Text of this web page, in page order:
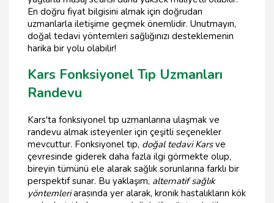
En doğru fiyat bilgisini almak için doğrudan
uzmanlarla iletişime geçmek önemlidir. Unutmayın,
doğal tedavi yöntemleri sağlığınızı desteklemenin
harika bir yolu olabilir!
Kars Fonksiyonel Tıp Uzmanları
Randevu
Kars'ta fonksiyonel tıp uzmanlarına ulaşmak ve
randevu almak isteyenler için çeşitli seçenekler
mevcuttur. Fonksiyonel tıp, doğal tedavi Karsve
çevresinde giderek daha fazla ilgi görmekte olup,
bireyin tümünü ele alarak sağlık sorunlarına farklı bir
perspektif sunar. Bu yaklaşım, alternatif sağlık
yöntemleriarasında yer alarak, kronik hastalıkların kök